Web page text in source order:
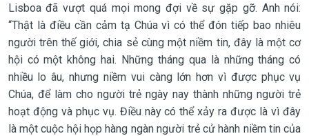
Lisboa đã vượt quá mọi mong đợi về sự gặp gỡ. Anh nói:
“Thật là điều cần cảm tạ Chúa vì có thể đón tiếp bao nhiêu
người trên thế giới, chia sẻ cùng một niềm tin, đây là một cơ
hội có một không hai. Những tháng qua là những tháng có
nhiều lo âu, nhưng niềm vui càng lớn hơn vì được phục vụ
Chúa, để làm cho người trẻ ngày nay thành những người trẻ
hoạt động và phục vụ. Điều này có thể xảy ra được là vì đây
là một cuộc hội họp hàng ngàn người trẻ cử hành niềm tin của